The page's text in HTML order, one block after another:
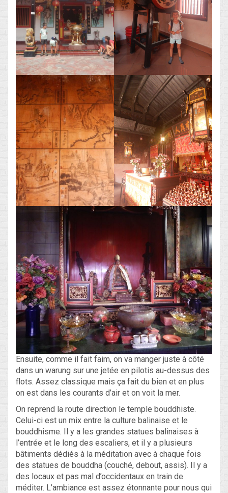
Ensuite, comme il fait faim, on va manger juste à côté
dans un warung sur une jetée en pilotis au-dessus des
flots. Assez classique mais ça fait du bien et en plus
on est dans les courants d’air et on voit la mer.
On reprend la route direction le temple bouddhiste.
Celui-ci est un mix entre la culture balinaise et le
bouddhisme. Il y a les grandes statues balinaises à
l’entrée et le long des escaliers, et il y a plusieurs
bâtiments dédiés à la méditation avec à chaque fois
des statues de bouddha (couché, debout, assis). Il y a
des locaux et pas mal d’occidentaux en train de
méditer. L’ambiance est assez étonnante pour nous qui